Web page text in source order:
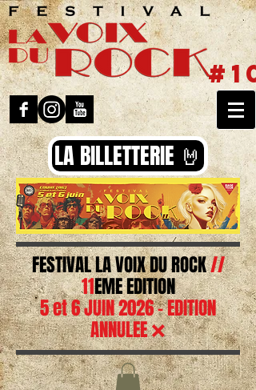
#10
LA BILLETTERIE 🤘
FESTIVAL LA VOIX DU ROCK//
11EME EDITION
5 et 6 JUIN 2026 - EDITION
ANNULEE ❌